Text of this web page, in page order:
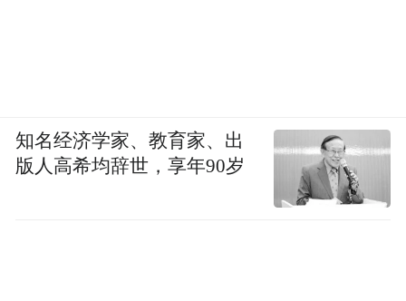
知名经济学家、教育家、出
版人高希均辞世，享年90岁